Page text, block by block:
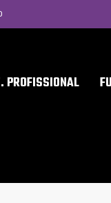
PROFISSIONAL